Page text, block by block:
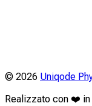
© 2026 Uniqode
Realizzato con ❤️ in